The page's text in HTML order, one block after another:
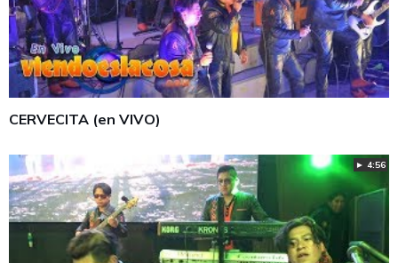
CERVECITA (en VIVO)
► 4:56